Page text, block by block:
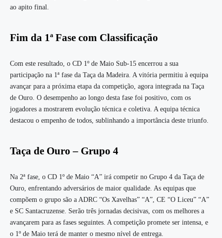
ao apito final.
Fim da 1ª Fase com Classificação
Com este resultado, o CD 1º de Maio Sub-15 encerrou a sua
participação na 1ª fase da Taça da Madeira. A vitória permitiu à equipa
avançar para a próxima etapa da competição, agora integrada na Taça
de Ouro. O desempenho ao longo desta fase foi positivo, com os
jogadores a mostrarem evolução técnica e coletiva. A equipa técnica
destacou o empenho de todos, sublinhando a importância deste triunfo.
Taça de Ouro – Grupo 4
Na 2ª fase, o CD 1º de Maio “A” irá competir no Grupo 4 da Taça de
Ouro, enfrentando adversários de maior qualidade. As equipas que
compõem o grupo são a ADRC “Os Xavelhas” “A”, CE “O Liceu” “A”
e SC Santacruzense. Serão três jornadas decisivas, com os melhores a
avançarem para as fases seguintes. A competição promete ser intensa, e
o 1º de Maio terá de manter o mesmo nível de entrega.